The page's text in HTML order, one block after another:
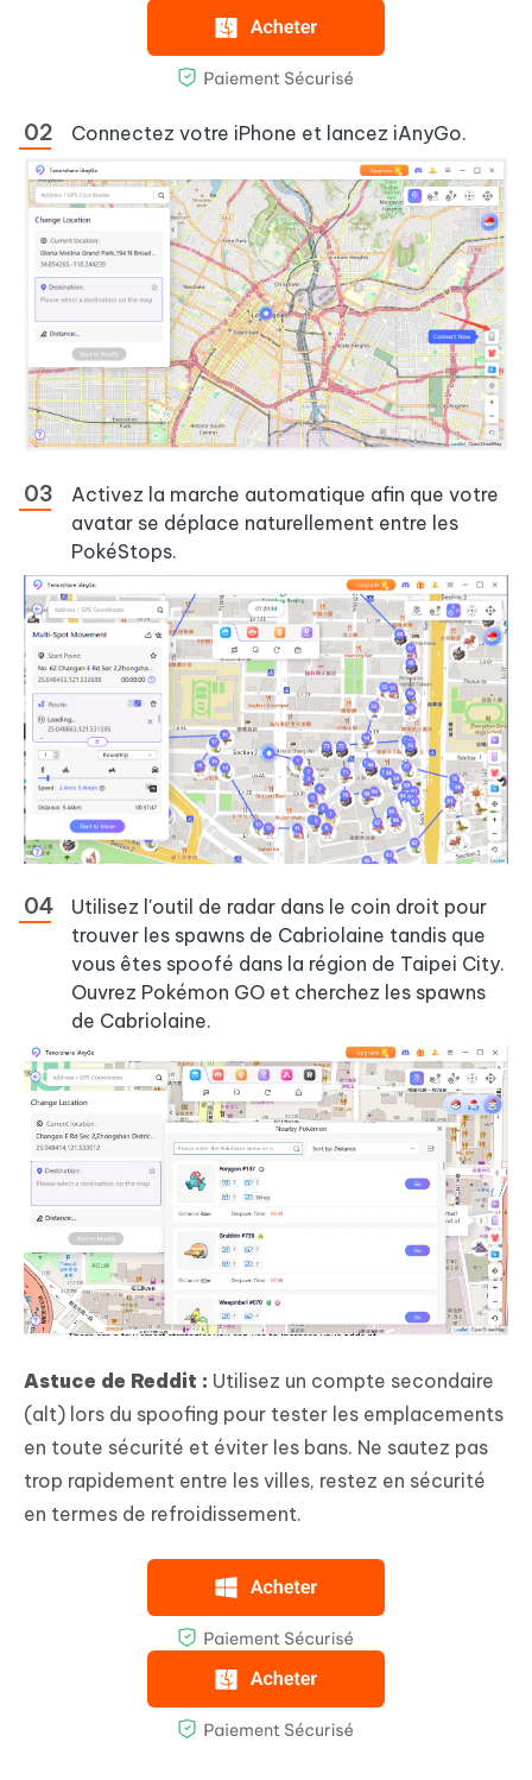
Connectez votre iPhone et lancez iAnyGo.
Activez la marche automatique afin que votre
avatar se déplace naturellement entre les
PokéStops.
Utilisez l'outil de radar dans le coin droit pour
trouver les spawns de Cabriolaine tandis que
vous êtes spoofé dans la région de Taipei City.
Ouvrez Pokémon GO et cherchez les spawns
de Cabriolaine.
Astuce de Reddit : Utilisez un compte secondaire
(alt) lors du spoofing pour tester les emplacements
en toute sécurité et éviter les bans. Ne sautez pas
trop rapidement entre les villes, restez en sécurité
en termes de refroidissement.